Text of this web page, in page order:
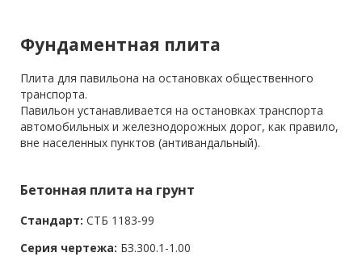
Фундаментная плита
Плита для павильона на остановках общественного
транспорта.
Павильон устанавливается на остановках транспорта
автомобильных и железнодорожных дорог, как правило,
вне населенных пунктов (антивандальный).
Бетонная плита на грунт
Стандарт: СТБ 1183-99
Серия чертежа: БЗ.300.1-1.00